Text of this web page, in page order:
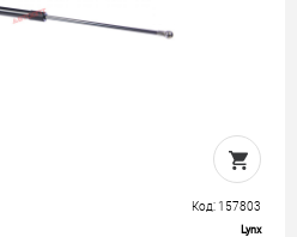
Код: 157803
Lynx